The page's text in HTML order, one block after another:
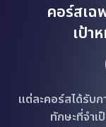
คอร์สเฉ
เป้า
แต่ละคอร์สได้รับก
ทักษะที่จำเ